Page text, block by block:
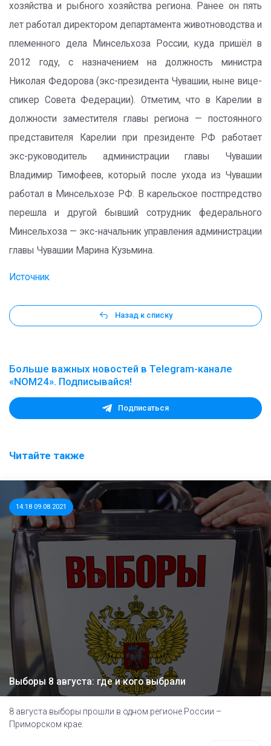
хозяйства и рыбного хозяйства региона. Ранее он пять
лет работал директором департамента животноводства и
племенного дела Минсельхоза России, куда пришёл в
2012 году, с назначением на должность министра
Николая Федорова (экс-президента Чувашии, ныне вице-
спикер Совета Федерации). Отметим, что в Карелии в
должности заместителя главы региона — постоянного
представителя Карелии при президенте РФ работает
экс-руководитель администрации главы Чувашии
Владимир Тимофеев, который после ухода из Чувашии
работал в Минсельхозе РФ. В карельское постпредство
перешла и другой бывший сотрудник федерального
Минсельхоза — экс-начальник управления администрации
главы Чувашии Марина Кузьмина.
Источник
Назад к списку
Больше важных новостей в Telegram-канале
«NOM24». Подписывайся!
Подписаться
Читайте также
14:18 09.08.2021
Выборы 8 августа: где и кого выбрали
8 августа выборы прошли в одном регионе России –
Приморском крае.